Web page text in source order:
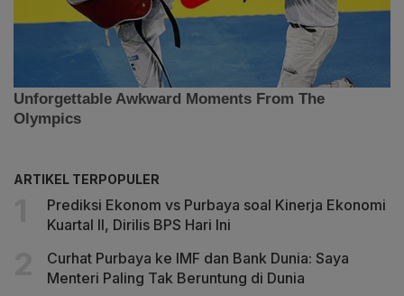
ARTIKEL TERPOPULER
Prediksi Ekonom vs Purbaya soal Kinerja Ekonomi
Kuartal II, Dirilis BPS Hari Ini
Curhat Purbaya ke IMF dan Bank Dunia: Saya
Menteri Paling Tak Beruntung di Dunia